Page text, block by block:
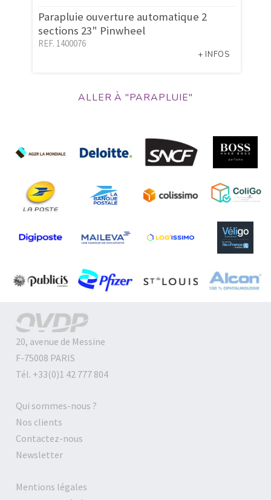
Parapluie ouverture automatique 2
sections 23" Pinwheel
REF. 1400076
+ INFOS
ALLER À "PARAPLUIE"
20, avenue de Messine
F-75008 PARIS
Tél. +33(0)1 42 777 804
Qui sommes-nous ?
Nos clients
Contactez-nous
Newsletter
Mentions légales